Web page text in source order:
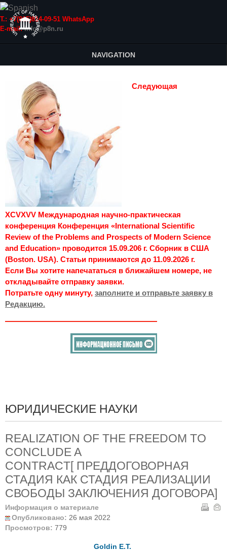
Т.: +7(915)814-09-51 WhatsApp
E-mail:info@p8n.ru
NAVIGATION
Следующая
XCVXVV Международная научно-практическая
конференция Конференция «International Scientific
Review of the Problems and Prospects of Modern Science
and Education» проводится 15.09.206 г. Сборник в США
(Boston. USA). Статьи принимаются до 11.09.2026 г.
Если Вы хотите напечататься в ближайшем номере, не
откладывайте отправку заявки.
Потратьте одну минуту, заполните и отправьте заявку в
Редакцию.
ЮРИДИЧЕСКИЕ НАУКИ
REALIZATION OF THE FREEDOM TO
CONCLUDE A
CONTRACT[ ПРЕДДОГОВОРНАЯ
СТАДИЯ КАК СТАДИЯ РЕАЛИЗАЦИИ
СВОБОДЫ ЗАКЛЮЧЕНИЯ ДОГОВОРА]
Информация о материале
Опубликовано: 26 мая 2022
Просмотров: 779
Goldin E.Т.